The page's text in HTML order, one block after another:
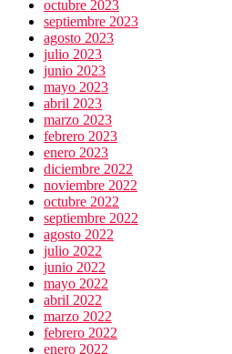
octubre 2023
septiembre 2023
agosto 2023
julio 2023
junio 2023
mayo 2023
abril 2023
marzo 2023
febrero 2023
enero 2023
diciembre 2022
noviembre 2022
octubre 2022
septiembre 2022
agosto 2022
julio 2022
junio 2022
mayo 2022
abril 2022
marzo 2022
febrero 2022
enero 2022